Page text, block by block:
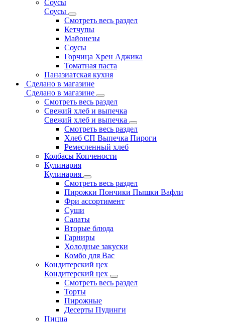
Соусы
Соусы
Смотреть весь раздел
Кетчупы
Майонезы
Соусы
Горчица Хрен Аджика
Томатная паста
Паназиатская кухня
Сделано в магазине
Сделано в магазине
Смотреть весь раздел
Свежий хлеб и выпечка
Свежий хлеб и выпечка
Смотреть весь раздел
Хлеб СП Выпечка Пироги
Ремесленный хлеб
Колбасы Копчености
Кулинария
Кулинария
Смотреть весь раздел
Пирожки Пончики Пышки Вафли
Фри ассортимент
Суши
Салаты
Вторые блюда
Гарниры
Холодные закуски
Комбо для Вас
Кондитерский цех
Кондитерский цех
Смотреть весь раздел
Торты
Пирожные
Десерты Пудинги
Пицца